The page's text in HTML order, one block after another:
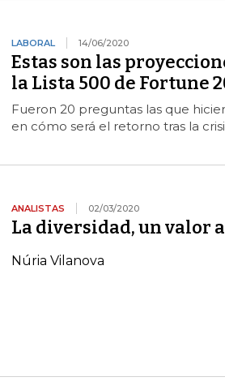
LABORAL 14/06/2020
Estas son las
la Lista 500 de Fortune
Fueron 20 preguntas las que
en cómo será el retorno tras la
ANALISTAS 02/03/2020
La diversidad, un valor
Núria Vilanova